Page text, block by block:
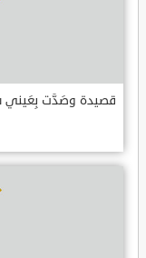
قصيدة وصَدَّت بِعَيني